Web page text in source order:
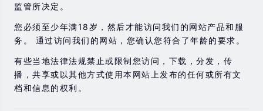
监管所决定。
您必须至少年满18岁，然后才能访问我们的网站产品和服
务。 通过访问我们的网站，您确认您符合了年龄的要求。
有些当地法律法规禁止或限制您访问，下载，分发，传
播，共享或以其他方式使用本网站上发布的任何或所有文
档和信息的权利。